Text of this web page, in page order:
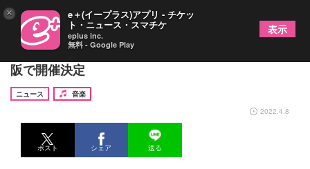
ペイヴメント、再結成ツアー・日本公演を東京＆大
阪で開催決定
ニュース
音楽
2022.4.8
ポスト シェア 送る
× e＋(イープラス)アプリ - チケッ
ト・ニュース・スマチケ
eplus inc.
無料 - Google Play
表示